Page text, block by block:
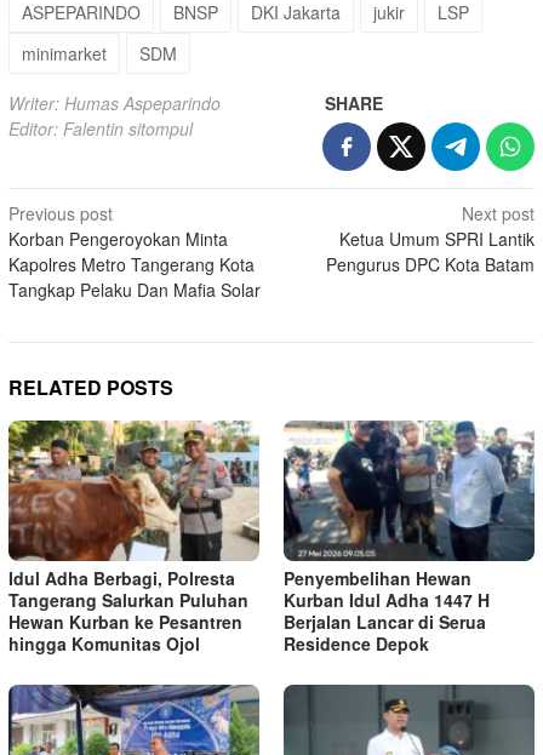
ASPEPARINDO BNSP DKI Jakarta jukir
LSP
minimarket
SDM
Writer: Humas Aspeparindo
Editor: Falentin sitompul
SHARE
Post
navigation
Previous post
Korban Pengeroyokan Minta
Kapolres Metro Tangerang Kota
Tangkap Pelaku Dan Mafia Solar
Next post
Ketua Umum SPRI Lantik
Pengurus DPC Kota Batam
RELATED POSTS
Idul Adha Berbagi, Polresta
Tangerang Salurkan Puluhan
Hewan Kurban ke Pesantren
hingga Komunitas Ojol
Penyembelihan Hewan
Kurban Idul Adha 1447 H
Berjalan Lancar di Serua
Residence Depok